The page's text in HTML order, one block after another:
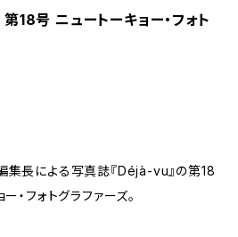
号 ニュートーキョー・フォト
集長による写真誌『Déjà-vu』の第18
・フォトグラファーズ。